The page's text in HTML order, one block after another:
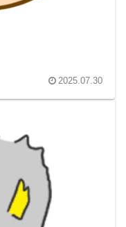
2025.07.30